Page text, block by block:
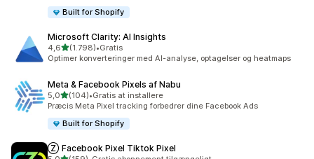
Built for Shopify
Microsoft Clarity: AI Insights
4,6ud af 5 stjerner
(1.798)
1798 anmeldelser i alt
•Gratis
Optimer konverteringer med AI-analyse, optagelser og heatmaps
Meta & Facebook Pixels af Nabu
5,0ud af 5 stjerner
(104)
104 anmeldelser i alt
•Gratis at installere
Præcis Meta Pixel tracking forbedrer dine Facebook Ads
Built for Shopify
Ⓩ Facebook Pixel Tiktok Pixel